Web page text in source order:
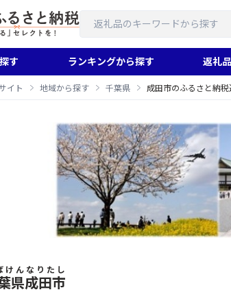
す ランキングから探す 返礼
イト 地域から探す 千葉県 成田市のふるさと納
納税返礼品一覧
県
けん
成田市
なりたし